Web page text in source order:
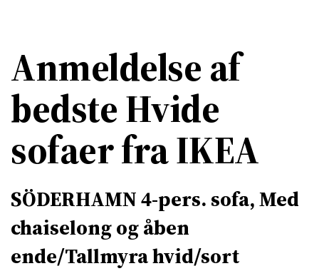
Anmeldelse af
bedste Hvide
sofaer fra IKEA
SÖDERHAMN 4-pers. sofa, Med
chaiselong og åben
ende/Tallmyra hvid/sort